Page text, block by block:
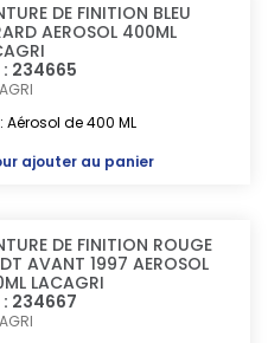
DE FINITION BLEU
AEROSOL 400ML
: 234665
de 400 ML
ajouter au panier
DE FINITION ROUGE
AVANT 1997 AEROSOL
LACAGRI
: 234667